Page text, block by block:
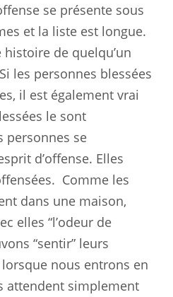
se présente sous
et la liste est longue.
de quelqu’un
les personnes blessées
il est également vrai
le sont
personnes se
d’offense. Elles
Comme les
dans une maison,
elles “l’odeur de
“sentir” leurs
nous entrons en
attendent simplement